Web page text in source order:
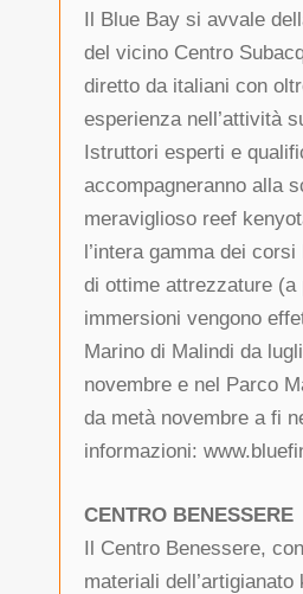
Il Blue Bay si avvale
del vicino Centro
diretto da italiani con
esperienza nell’attività
Istruttori esperti e
accompagneranno alla
meraviglioso reef
l’intera gamma dei
di ottime attrezzature (a
immersioni vengono
Marino di Malindi da
novembre e nel Parco
da metà novembre a fi
informazioni:
CENTRO BENESSERE
Il Centro Benessere,
materiali